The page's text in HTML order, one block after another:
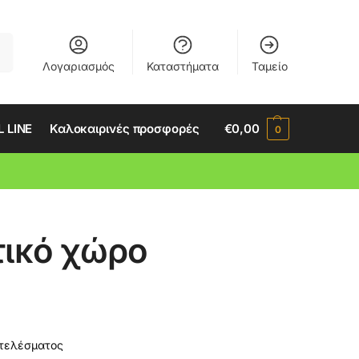
Λογαριασμός Καταστήματα Ταμείο
LINE Καλοκαιρινές προσφορές €0,00 0
χώρο